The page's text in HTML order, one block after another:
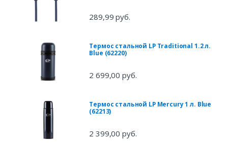
289,99 руб.
Термос стальной LP Traditional 1.2 л.
Blue (62220)
2 699,00 руб.
Термос стальной LP Mercury 1 л. Blue
(62213)
2 399,00 руб.